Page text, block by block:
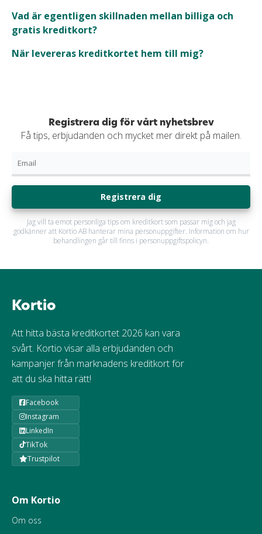
Vad är egentligen skillnaden mellan billiga och
gratis kreditkort?
När levereras kreditkortet hem till mig?
Registrera dig för vårt nyhetsbrev
Få tips, erbjudanden och mycket mer direkt på mailen.
Registrera dig
Jag vill ta emot personliga tips om kreditkort som passar mig och jag
godkänner att Kortio AB hanterar mina personuppgifter. Information om hur
behandlingen går till finns i personuppgiftspolicyn.
Kortio
Att hitta bästa kreditkortet 2026 kan vara
svårt. Kortio visar alla erbjudanden och
kampanjer från marknadens kreditkort för
att du ska hitta rätt!
Facebook
Instagram
LinkedIn
TikTok
Trustpilot
Om Kortio
Om oss